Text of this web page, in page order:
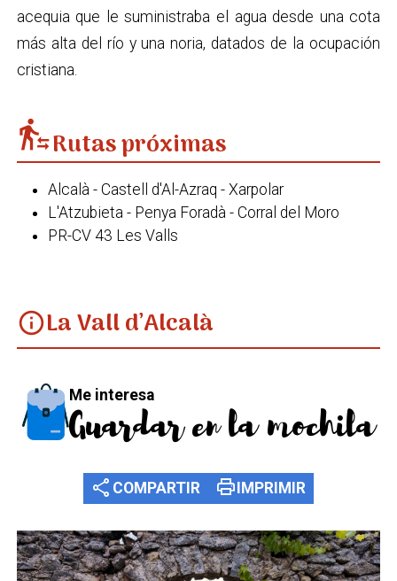
acequia que le suministraba el agua desde una cota
más alta del río y una noria, datados de la ocupación
cristiana.
transfer_within_a_stationRutas próximas
Alcalà - Castell d'Al-Azraq - Xarpolar
L'Atzubieta - Penya Foradà - Corral del Moro
PR-CV 43 Les Valls
infoLa Vall d’Alcalà
Me interesa
Guardar en la mochila
share COMPARTIR print IMPRIMIR